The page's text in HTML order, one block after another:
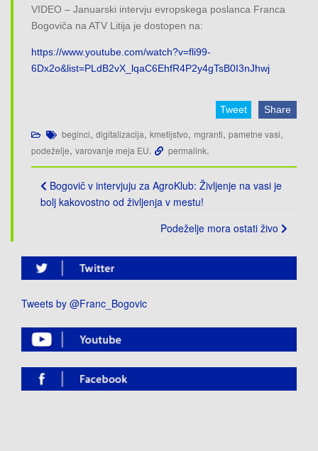
VIDEO – Januarski intervju evropskega poslanca Franca
Bogoviča na ATV Litija je dostopen na:
https://www.youtube.com/watch?v=fli99-
6Dx2o&list=PLdB2vX_lqaC6EhfR4P2y4gTsB0I3nJhwj
Tweet Share
beginci, digitalizacija, kmetijstvo, mgranti, pametne vasi,
podeželje, varovanje meja EU. permalink.
Post
navigation
Bogovič v intervjuju za AgroKlub: Življenje na vasi je
bolj kakovostno od življenja v mestu!
Podeželje mora ostati živo
Tweets by @Franc_Bogovic